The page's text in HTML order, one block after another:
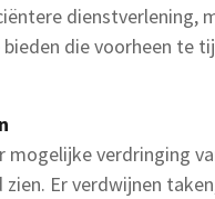
dienstverlening,
die voorheen te
verdringing
Er verdwijnen